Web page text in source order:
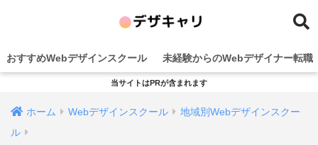
おすすめWebデザインスクール 未経験からのWebデザイナー転職
当サイトはPRが含まれます
ホーム Webデザインスクール
地域別Webデザインスクー
ル